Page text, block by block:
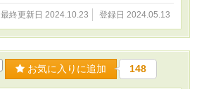
最終更新日 2024.10.23 登録日 2024.05.13
お気に入りに追加 148